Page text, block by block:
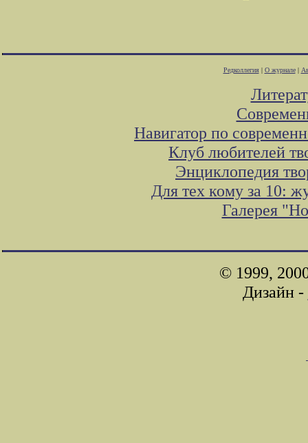
Редколлегия| О журнале|
Навигатор по
Клуб любителей
Энциклопедия
Для тех кому за 10:
Галерея
© 1999,
Дизайн -